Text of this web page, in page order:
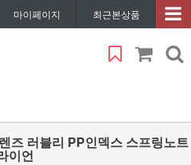
마이페이지 최근본상품
즈 러블리 PP인덱스 스프링노트
이언